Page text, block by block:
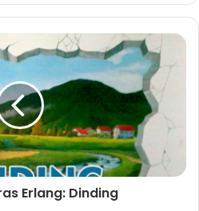
b
s
i
e
Erlang: Dinding